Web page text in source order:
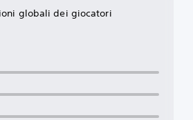
globali dei giocatori